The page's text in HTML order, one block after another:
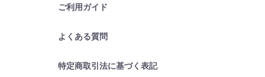
ご利用ガイド
よくある質問
特定商取引法に基づく表記